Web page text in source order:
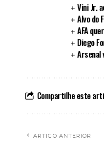
Vini Jr.
Alvo do
AFA
Diego
Arsenal
Compartilhe este
ARTIGO ANTERIOR